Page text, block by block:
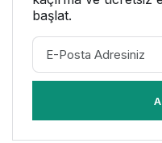
başlat.